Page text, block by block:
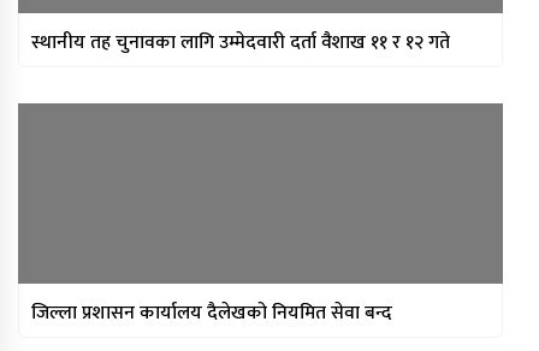
स्थानीय तह चुनावका लागि उम्मेदवारी दर्ता वैशाख ११ र १२ गते
जिल्ला प्रशासन कार्यालय दैलेखको नियमित सेवा बन्द